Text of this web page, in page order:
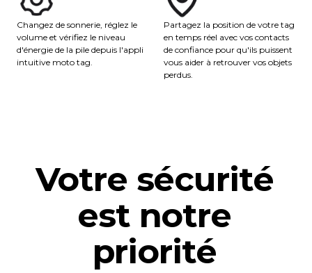
Changez de sonnerie, réglez le
volume et vérifiez le niveau
d'énergie de la pile depuis l'appli
intuitive moto tag.
Partagez la position de votre tag
en temps réel avec vos contacts
de confiance pour qu'ils puissent
vous aider à retrouver vos objets
perdus.
Votre sécurité
est notre
priorité